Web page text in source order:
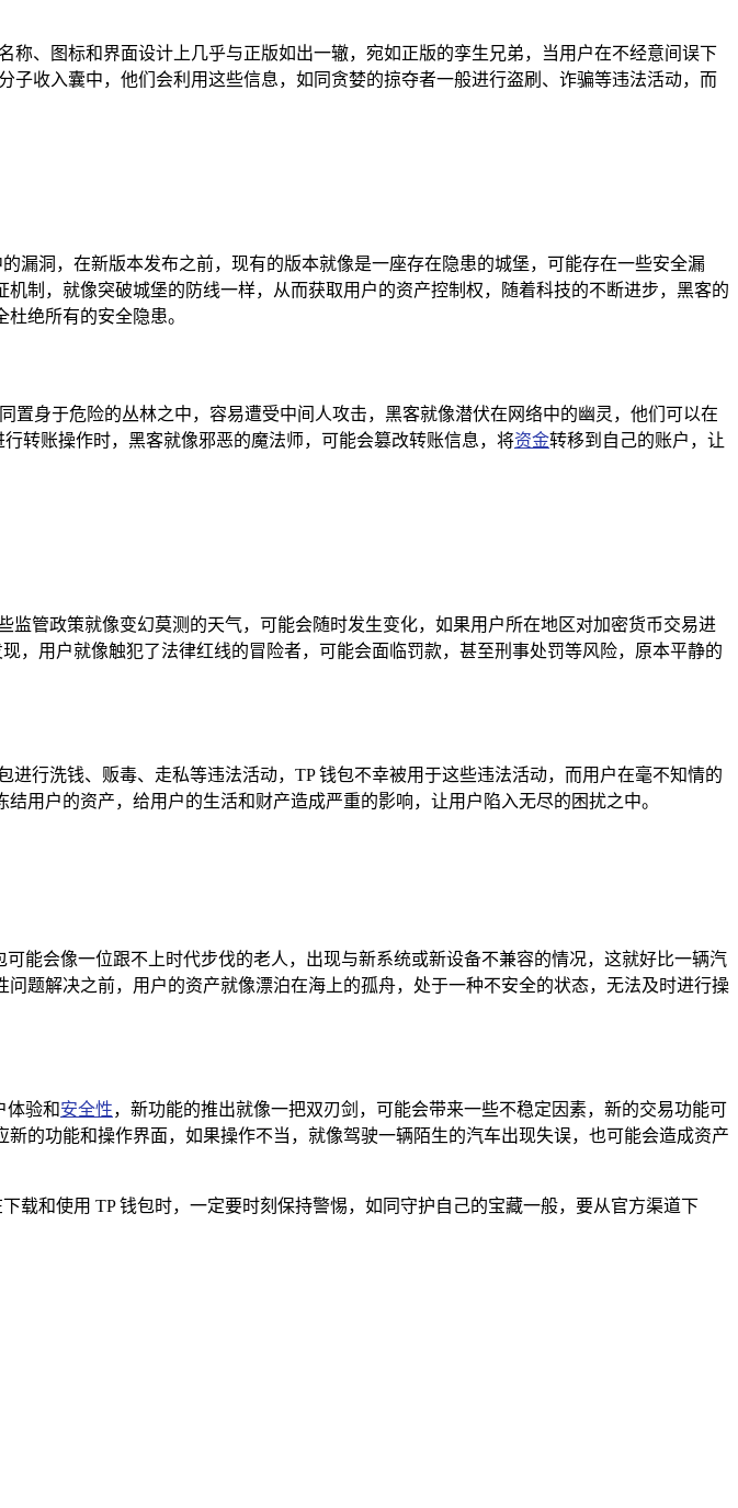
称、图标和界面设计上几乎与正版如出一辙，宛如正版的孪生兄弟，当用户在不经意间误下
收入囊中，他们会利用这些信息，如同贪婪的掠夺者一般进行盗刷、诈骗等违法活动，而
漏洞，在新版本发布之前，现有的版本就像是一座存在隐患的城堡，可能存在一些安全漏
制，就像突破城堡的防线一样，从而获取用户的资产控制权，随着科技的不断进步，黑客的
绝所有的安全隐患。
身于危险的丛林之中，容易遭受中间人攻击，黑客就像潜伏在网络中的幽灵，他们可以在
转账操作时，黑客就像邪恶的魔法师，可能会篡改转账信息，将资金转移到自己的账户，让
管政策就像变幻莫测的天气，可能会随时发生变化，如果用户所在地区对加密货币交易进
，用户就像触犯了法律红线的冒险者，可能会面临罚款，甚至刑事处罚等风险，原本平静的
行洗钱、贩毒、走私等违法活动，TP 钱包不幸被用于这些违法活动，而用户在毫不知情的
用户的资产，给用户的生活和财产造成严重的影响，让用户陷入无尽的困扰之中。
能会像一位跟不上时代步伐的老人，出现与新系统或新设备不兼容的情况，这就好比一辆汽
题解决之前，用户的资产就像漂泊在海上的孤舟，处于一种不安全的状态，无法及时进行操
体验和安全性，新功能的推出就像一把双刃剑，可能会带来一些不稳定因素，新的交易功能可
的功能和操作界面，如果操作不当，就像驾驶一辆陌生的汽车出现失误，也可能会造成资产
载和使用 TP 钱包时，一定要时刻保持警惕，如同守护自己的宝藏一般，要从官方渠道下